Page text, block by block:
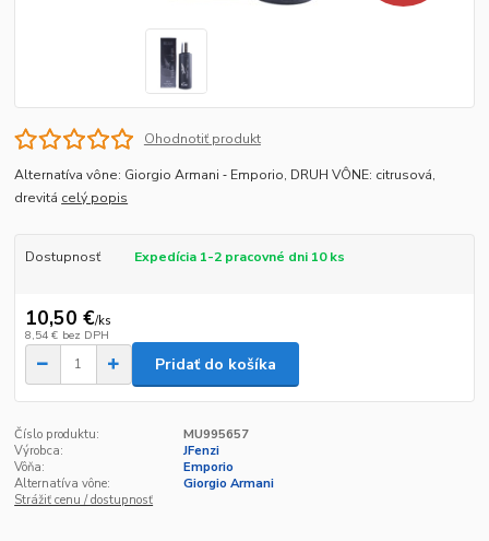
Ohodnotiť produkt
Alternatíva vône: Giorgio Armani ‐ Emporio, DRUH VÔNE: citrusová,
drevitá celý popis
Dostupnosť Expedícia 1-2 pracovné dni 10 ks
10,50 €/ks
8,54 € bez DPH
Pridať do košíka
Číslo produktu:
MU995657
Výrobca:
JFenzi
Vôňa:
Emporio
Alternatíva vône:
Giorgio Armani
Strážiť cenu / dostupnosť